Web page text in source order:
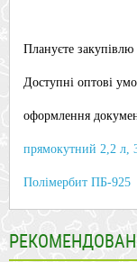
Плануєте закупівлю
Доступні оптові
оформлення
прямокутний 2,2 л,
Полімербит ПБ-925